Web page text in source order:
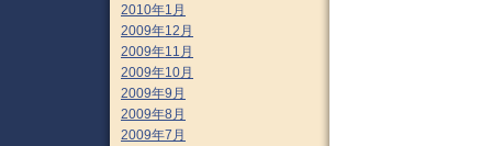
2010年1月
2009年12月
2009年11月
2009年10月
2009年9月
2009年8月
2009年7月